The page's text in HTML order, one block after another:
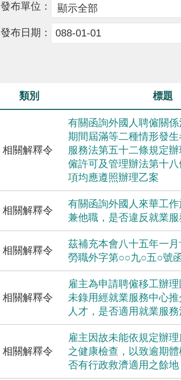
發布單位：
發布日期：
類別 標題
相關解釋令
有關函詢外國人聘僱關
期間屆滿等二種情形發
服務法第五十二條規定
僱許可及管理辦法第十
項均應遵照辦理乙案
相關解釋令
有關函詢外國人來華工
兼他職，是否違反就業
相關解釋令
茲補充本會八十五年一
勞職外字第○○九○五○號
相關解釋令
雇主為申請聘僱移工辦理
未錄用經就業服務中心
人才，是否適用就業服
相關解釋令
雇主因故未能依規定辦
之健康檢查，以致逾期
否有行政救濟適用之餘地